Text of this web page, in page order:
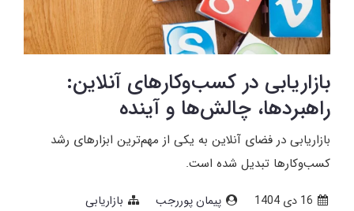
بازاریابی در کسب‌وکارهای آنلاین:
راهبردها، چالش‌ها و آینده
بازاریابی در فضای آنلاین به یکی از مهم‌ترین ابزارهای رشد
کسب‌وکارها تبدیل شده است.
16 دی 1404 پیمان پوررجب بازاریابی